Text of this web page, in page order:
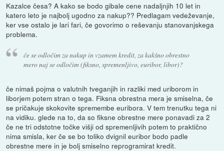
Kazalce česa? A kako se bodo gibale cene nadaljnjih 10 let in
katero leto je najbolj ugodno za nakup?? Predlagam vedeževanje,
ker vse ostalo je lari fari, če govorimo o reševanju stanovanjskega
problema.
če se odločim za nakup in vzamem kredit, za kakšno obrestno
mero naj se odločim (fiksno, spremenljivo, euribor, libor)?
če nimaš pojma o valutnih tveganjih in razliki med uriborom in
liborjem potem stran o tega. Fiksna obrestna mera je smiselna, če
se pričakuje skokovite spremembe euribora. V tem trenutku tega ni
na vidiku. glede na to, da so fiksne obrestne mere ponavadi za 2
če ne tri odstotne točke višji od spremenljivih potem to praktično
nima smisla, ker če se bo toliko dvignil euribor bodo padle
obrestne mere in je bolj smiselno reprogramirat kredit.